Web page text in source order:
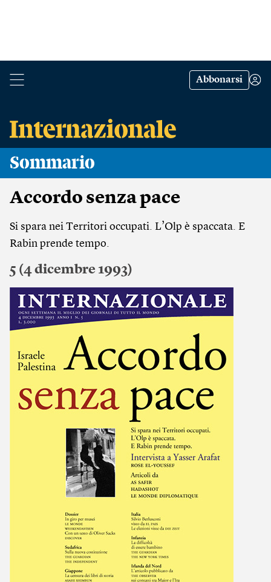
Abbonarsi
Sommario
Accordo senza pace
Si spara nei Territori occupati. L’Olp è spaccata. E
Rabin prende tempo.
5 (4 dicembre 1993)